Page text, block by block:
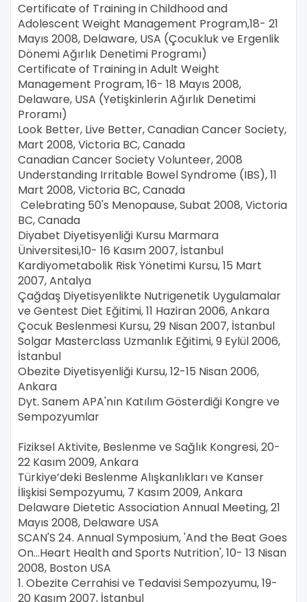
Certificate of Training in Childhood and
Adolescent Weight Management Program,18- 21
Mayıs 2008, Delaware, USA (Çocukluk ve Ergenlik
Dönemi Ağırlık Denetimi Programı)
Certificate of Training in Adult Weight
Management Program, 16- 18 Mayıs 2008,
Delaware, USA (Yetişkinlerin Ağırlık Denetimi
Proramı)
Look Better, Live Better, Canadian Cancer Society,
Mart 2008, Victoria BC, Canada
Canadian Cancer Society Volunteer, 2008
Understanding Irritable Bowel Syndrome (IBS), 11
Mart 2008, Victoria BC, Canada
Celebrating 50's Menopause, Subat 2008, Victoria
BC, Canada
Diyabet Diyetisyenliği Kursu Marmara
Üniversitesi,10- 16 Kasım 2007, İstanbul
Kardiyometabolik Risk Yönetimi Kursu, 15 Mart
2007, Antalya
Çağdaş Diyetisyenlikte Nutrigenetik Uygulamalar
ve Gentest Diet Eğitimi, 11 Haziran 2006, Ankara
Çocuk Beslenmesi Kursu, 29 Nisan 2007, İstanbul
Solgar Masterclass Uzmanlık Eğitimi, 9 Eylül 2006,
İstanbul
Obezite Diyetisyenliği Kursu, 12-15 Nisan 2006,
Ankara
Dyt. Sanem APA'nın Katılım Gösterdiği Kongre ve
Sempozyumlar
Fiziksel Aktivite, Beslenme ve Sağlık Kongresi, 20-
22 Kasım 2009, Ankara
Türkiye’deki Beslenme Alışkanlıkları ve Kanser
İlişkisi Sempozyumu, 7 Kasım 2009, Ankara
Delaware Dietetic Association Annual Meeting, 21
Mayıs 2008, Delaware USA
SCAN'S 24. Annual Symposium, 'And the Beat Goes
On...Heart Health and Sports Nutrition', 10- 13 Nisan
2008, Boston USA
1. Obezite Cerrahisi ve Tedavisi Sempozyumu, 19-
20 Kasım 2007, İstanbul